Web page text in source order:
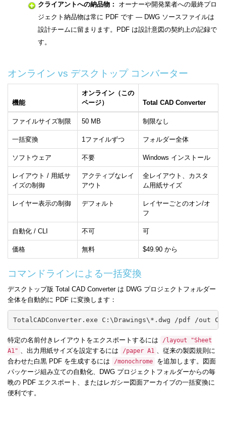
クライアントへの納品物：
オーナーや開発業者への最終プロ
ジェクト納品物は常に PDF です — DWG ソースファイルは
設計チームに留まります。PDF は設計意図の契約上の記録で
す。
オンライン vs デスクトップ コンバーター
機能
オンライン（この
ページ）
Total CAD Converter
ファイルサイズ制限 50 MB 制限なし
一括変換 1ファイルずつ フォルダー全体
ソフトウェア 不要 Windows インストール
レイアウト / 用紙サ
イズの制御
アクティブなレイ
アウト
全レイアウト、カスタ
ム用紙サイズ
レイヤー表示の制御 デフォルト
レイヤーごとのオン/オ
フ
自動化 / CLI 不可 可
価格 無料 $49.90 から
コマンドラインによる一括変換
デスクトップ版 Total CAD Converter は DWG プロジェクトフォルダー
全体を自動的に PDF に変換します：
TotalCADConverter.exe C:\Drawings\*.dwg /pdf /out
特定の名前付きレイアウトをエクスポートするには
/layout "Sheet
A1" 、出力用紙サイズを設定するには /paper A1 、従来の製図規則に
合わせた白黒 PDF を生成するには
/monochrome
を追加します。図面
パッケージ組み立ての自動化、DWG プロジェクトフォルダーからの毎
晩の PDF エクスポート、またはレガシー図面アーカイブの一括変換に
便利です。